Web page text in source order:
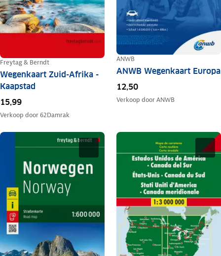
Freytag & Berndt
Wegenkaart Zuid-Afrika -
Kaapstad
15,99
Verkoop door 62Damrak
ANWB
ANWB Wegenkaart Europa
12,50
Verkoop doorANWB